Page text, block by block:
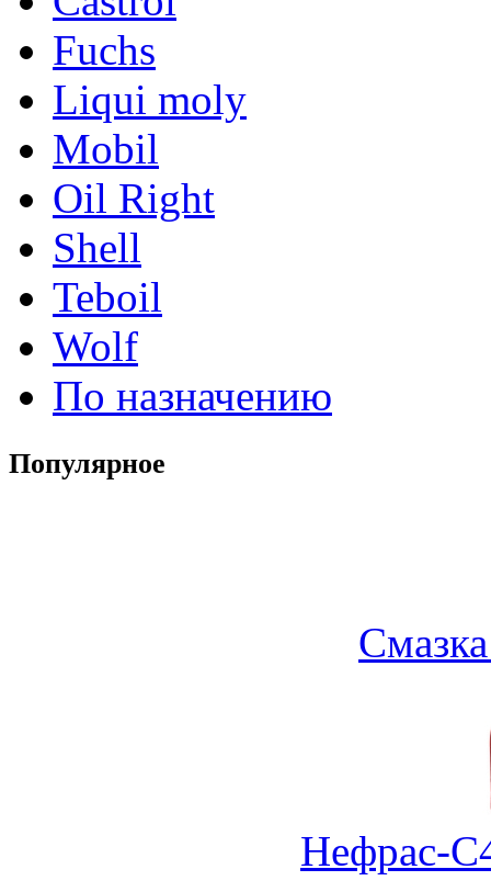
Fuchs
Liqui moly
Mobil
Oil Right
Shell
Teboil
Wolf
По назначению
Популярное
Нефрас-